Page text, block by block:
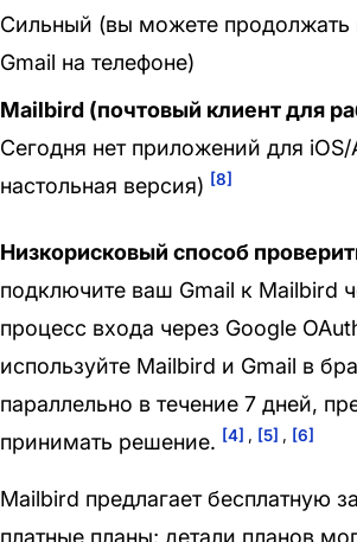
Сильный (вы можете продолжать
Gmail на телефоне)
Mailbird (почтовый клиент для
Сегодня нет приложений для
настольная версия) [8]
Низкорисковый способ
подключите ваш Gmail к Mailbird
процесс входа через Google
используйте Mailbird и Gmail в
параллельно в течение 7 дней,
принимать решение. [4] , [5] , [6]
Mailbird предлагает бесплатную
платные планы; детали планов